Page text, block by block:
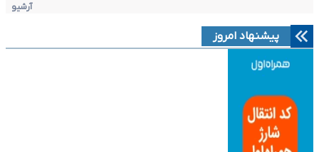
آرشیو
پیشنهاد امروز